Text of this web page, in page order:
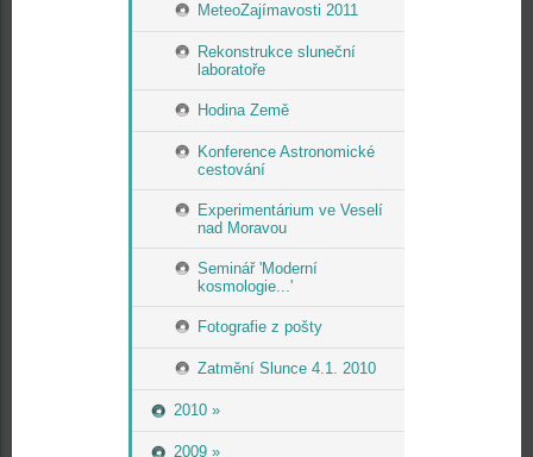
MeteoZajímavosti 2011
Rekonstrukce sluneční
laboratoře
Hodina Země
Konference Astronomické
cestování
Experimentárium ve Veselí
nad Moravou
Seminář 'Moderní
kosmologie...'
Fotografie z pošty
Zatmění Slunce 4.1. 2010
2010 »
2009 »